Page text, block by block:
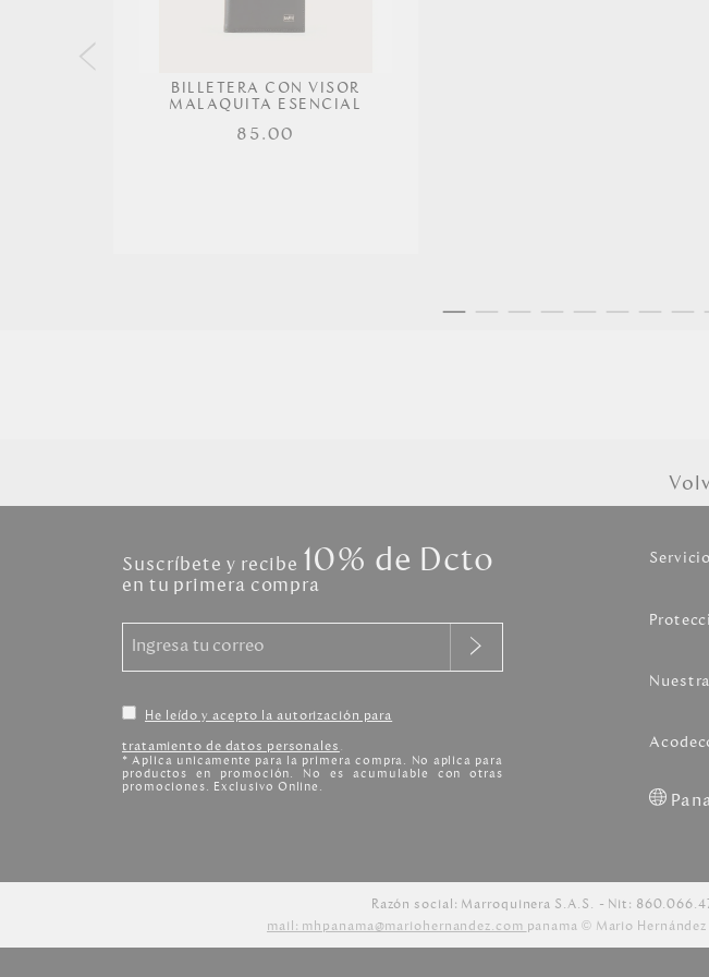
BILLETERA CON VISOR
MALAQUITA ESENCIAL
85.00
Suscríbete y recibe 10% de Dcto
en tu primera compra
He leído y acepto la autorización para
tratamiento de datos personales.
* Aplica unicamente para la primera compra. No aplica para
productos en promoción. No es acumulable con otras
promociones. Exclusivo Online.
Razón social: Marroquinera S.A.S. Nit:
mail: mhpanama@mariohernandez.com panama © Mario